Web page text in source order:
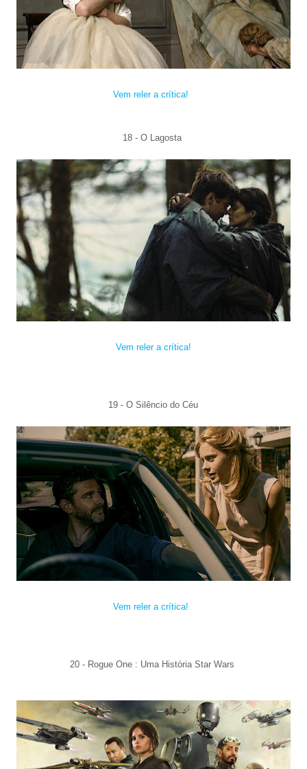
Vem reler a crítica!
18 - O Lagosta
Vem reler a crítica!
19 - O Silêncio do Céu
Vem reler a crítica!
20 - Rogue One : Uma História Star Wars